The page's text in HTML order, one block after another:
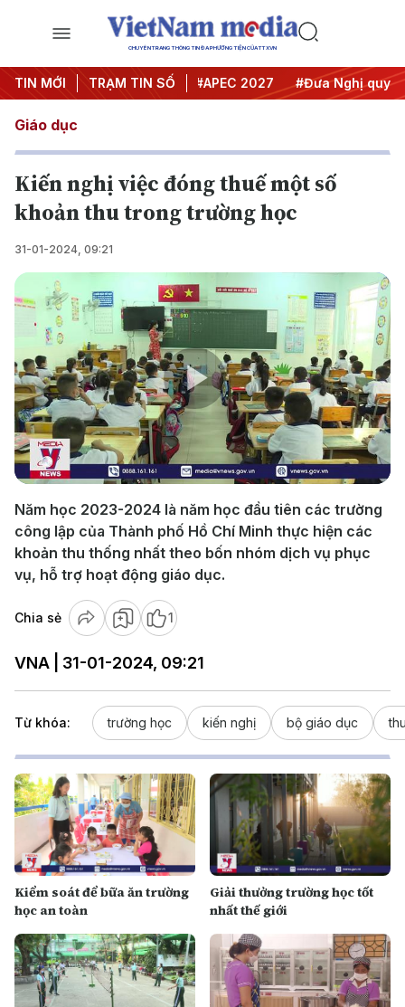
CHUYÊN TRANG THÔNG TIN ĐA PHƯƠNG TIỆN CỦA TTXVN
TIN MỚI TRẠM TIN SỐ
#Hội nghị Trung ương 3 #APEC 2027 #Đưa Nghị quyết
Giáo dục
Kiến nghị việc đóng thuế một số
khoản thu trong trường học
31-01-2024, 09:21
Play
Video
Năm học 2023-2024 là năm học đầu tiên các trường
công lập của Thành phố Hồ Chí Minh thực hiện các
khoản thu thống nhất theo bốn nhóm dịch vụ phục
vụ, hỗ trợ hoạt động giáo dục.
Chia sẻ 1
VNA | 31-01-2024, 09:21
Từ khóa: trường học kiến nghị bộ giáo dục
Kiểm soát để bữa ăn trường
học an toàn
Giải thưởng trường học tốt
nhất thế giới